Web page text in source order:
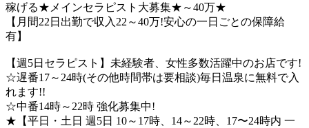
稼げる★メインセラピスト大募集★～40万★
【月間22日出勤で収入22～40万!安心の一日ごとの保障給
有】
【週5日セラピスト】未経験者、女性多数活躍中のお店です!
☆遅番17～24時(その他時間帯は要相談)毎日温泉に無料で入
れます!!
☆中番14時～22時 強化募集中!
★【平日・土日 週5日 10～17時、14～22時、17〜24時内 一